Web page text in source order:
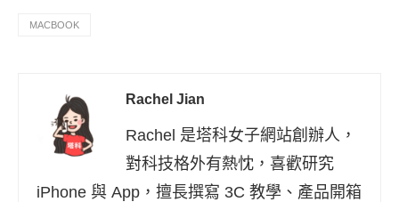
MACBOOK
Rachel Jian
Rachel 是塔科女子網站創辦人，
對科技格外有熱忱，喜歡研究
iPhone 與 App，擅長撰寫 3C 教學、產品開箱